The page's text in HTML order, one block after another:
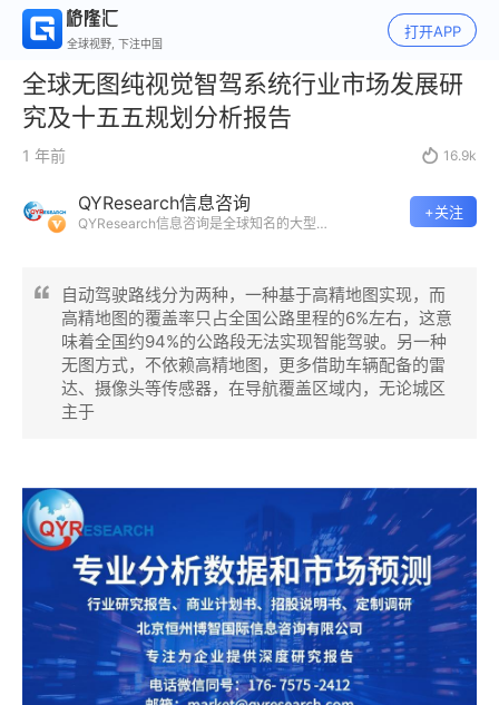
全球视野, 下注中国
打开APP
全球无图纯视觉智驾系统行业市场发展研
究及十五五规划分析报告
1 年前  16.9k
QYResearch信息咨询
QYResearch信息咨询是全球知名的大型
态势、发展现状及未来趋势。
+关注
自动驾驶路线分为两种，一种基于高精地图实现，而
高精地图的覆盖率只占全国公路里程的6%左右，这意
味着全国约94%的公路段无法实现智能驾驶。另一种
无图方式，不依赖高精地图，更多借助车辆配备的雷
达、摄像头等传感器，在导航覆盖区域内，无论城区
主于